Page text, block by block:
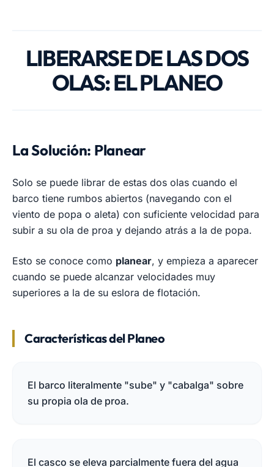
LIBERARSE DE LAS DOS
OLAS: EL PLANEO
La Solución: Planear
Solo se puede librar de estas dos olas cuando el
barco tiene rumbos abiertos (navegando con el
viento de popa o aleta) con suficiente velocidad para
subir a su ola de proa y dejando atrás a la de popa.
Esto se conoce como planear, y empieza a aparecer
cuando se puede alcanzar velocidades muy
superiores a la de su eslora de flotación.
Características del Planeo
El barco literalmente "sube" y "cabalga" sobre
su propia ola de proa.
El casco se eleva parcialmente fuera del agua